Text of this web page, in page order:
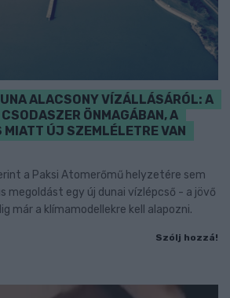
ALACSONY VÍZÁLLÁSÁRÓL: A
ÖNMAGÁBAN, A
MIATT ÚJ SZEMLÉLETRE VAN
a Paksi Atomerőmű helyzetére sem
megoldást egy új dunai vízlépcső - a jövő
már a klímamodellekre kell alapozni.
Szólj hozzá!